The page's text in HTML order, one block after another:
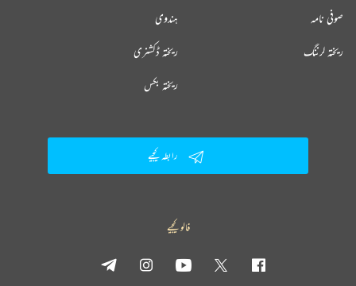
ہندوی صوفی نامہ
ریختہ ڈکشنری ریختہ لرننگ
ریختہ بکس
رابطہ کیجیے
فالو کیجیے